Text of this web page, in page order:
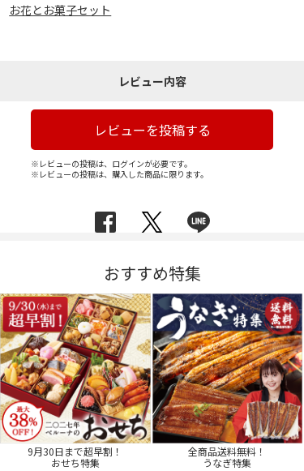
お花とお菓子セット
レビュー内容
レビューを投稿する
※レビューの投稿は、ログインが必要です。
※レビューの投稿は、購入した商品に限ります。
おすすめ特集
9月30日まで超早割！
おせち特集
全商品送料無料！
うなぎ特集